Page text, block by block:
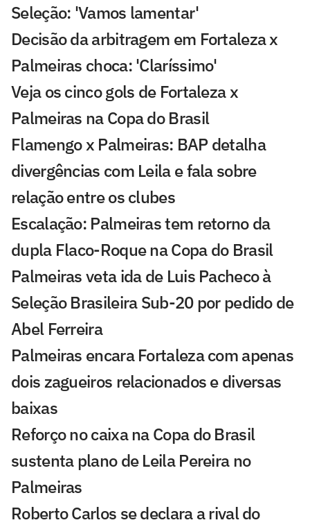
Seleção: 'Vamos lamentar'
Decisão da arbitragem em Fortaleza x
Palmeiras choca: 'Claríssimo'
Veja os cinco gols de Fortaleza x
Palmeiras na Copa do Brasil
Flamengo x Palmeiras: BAP detalha
divergências com Leila e fala sobre
relação entre os clubes
Escalação: Palmeiras tem retorno da
dupla Flaco-Roque na Copa do Brasil
Palmeiras veta ida de Luis Pacheco à
Seleção Brasileira Sub-20 por pedido de
Abel Ferreira
Palmeiras encara Fortaleza com apenas
dois zagueiros relacionados e diversas
baixas
Reforço no caixa na Copa do Brasil
sustenta plano de Leila Pereira no
Palmeiras
Roberto Carlos se declara a rival do